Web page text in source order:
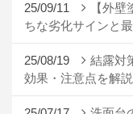
25/09/11
【外
ちな劣化サインと
25/08/19
結露対
効果・注意点を解説